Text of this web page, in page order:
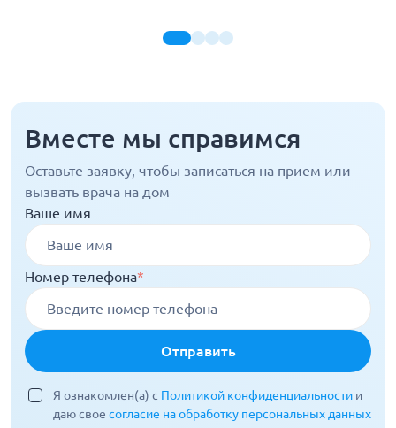
Вместе мы справимся
Оставьте заявку, чтобы записаться на прием или
вызвать врача на дом
Ваше имя
Номер телефона*
Отправить
Я ознакомлен(а) с Политикой конфиденциальности и
даю свое согласие на обработку персональных данных